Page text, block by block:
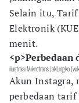
Selain itu,
Elektronik
menit.
ilustrasi Mikrotrans JakLingko
Akun Instagra,
perbedaan